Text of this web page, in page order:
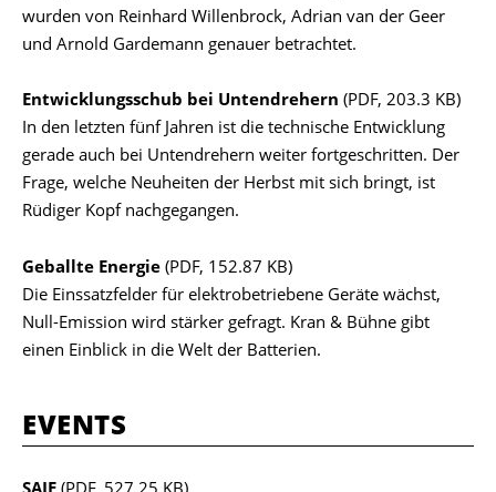
wurden von Reinhard Willenbrock, Adrian van der Geer
und Arnold Gardemann genauer betrachtet.
Entwicklungsschub bei Untendrehern (PDF, 203.3 KB)
In den letzten fünf Jahren ist die technische Entwicklung
gerade auch bei Untendrehern weiter fortgeschritten. Der
Frage, welche Neuheiten der Herbst mit sich bringt, ist
Rüdiger Kopf nachgegangen.
Geballte Energie (PDF, 152.87 KB)
Die Einssatzfelder für elektrobetriebene Geräte wächst,
Null-Emission wird stärker gefragt. Kran & Bühne gibt
einen Einblick in die Welt der Batterien.
EVENTS